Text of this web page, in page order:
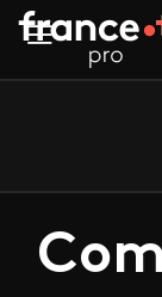
Aller au contenu